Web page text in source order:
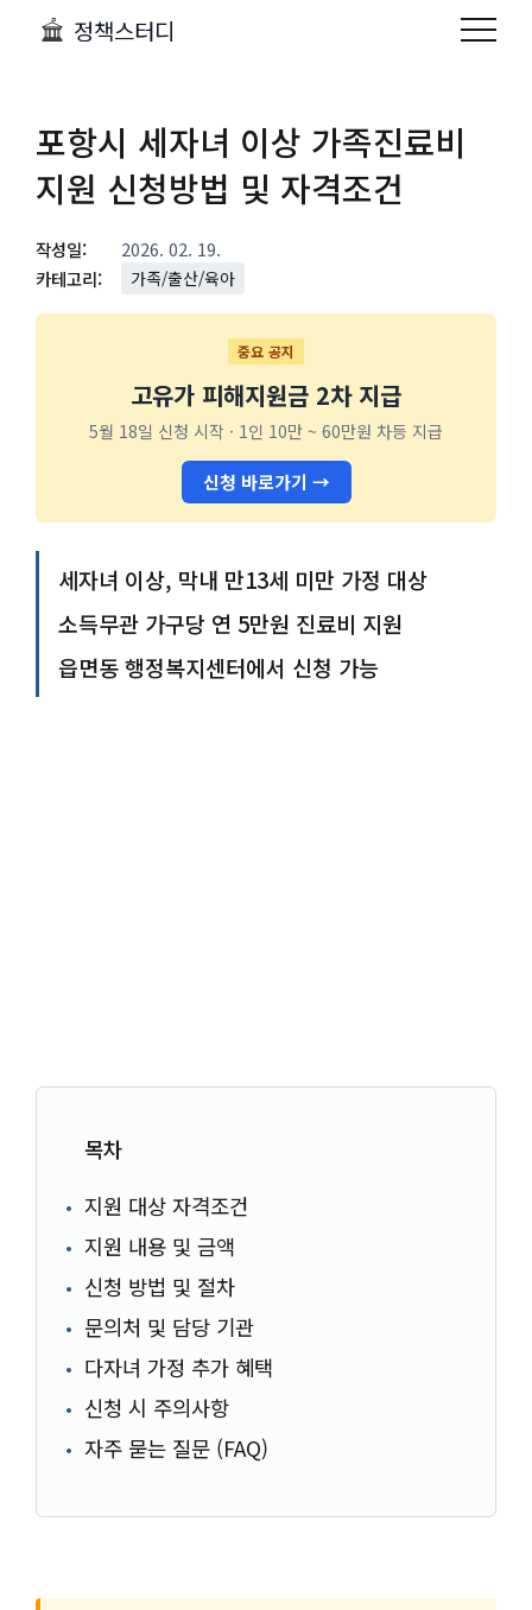
정책스터디
포항시 세자녀 이상 가족진료비
지원 신청방법 및 자격조건
작성일:
2026. 02. 19.
카테고리:
가족/출산/육아
중요 공지
고유가 피해지원금 2차 지급
5월 18일 신청 시작 · 1인 10만 ~ 60만원 차등 지급
신청 바로가기 →
세자녀 이상, 막내 만13세 미만 가정 대상
소득무관 가구당 연 5만원 진료비 지원
읍면동 행정복지센터에서 신청 가능
목차
지원 대상 자격조건
지원 내용 및 금액
신청 방법 및 절차
문의처 및 담당 기관
다자녀 가정 추가 혜택
신청 시 주의사항
자주 묻는 질문 (FAQ)